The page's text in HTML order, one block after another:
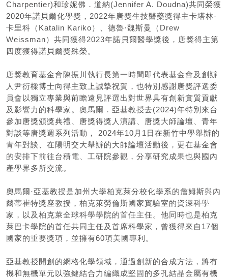
Charpentier)和珍妮佛．道納(Jennifer A. Doudna)共同榮獲
2020年諾貝爾化學獎，2022年唐獎生技醫藥獎得主卡塔林·
卡里科（Katalin Kariko）、德魯·魏斯曼（Drew
Weissman）共同獲得2023年諾貝爾醫學獎後，唐獎得主第
四度獲得諾貝爾獎殊榮。
唐獎教育基金會陳振川執行長第一時間即代表基金會及創辦
人尹衍樑博士向得主致上誠摯祝賀，也特別感謝唐獎評選委
員會以獨立專業與前瞻遠見評選出對世界具有創新實質貢獻
及影響力的科學家。奧馬爾．亞基教授去(2024)年特別來台
參加唐獎頒獎典禮、唐獎得獎人演講、唐獎大師論壇、青年
對談等唐獎週系列活動， 2024年10月1日在新竹中學舉辦的
青年對談、在陽明交大舉辦的大師論壇活動後，更在基金會
的安排下前往台積電、工研院參觀，分享研究成果也與國內
產學界多所交流。
奧馬爾·亞基教授是加州大學柏克萊分校化學系的詹姆斯與內
爾蒂崔特獎座教授，柏克萊勞倫斯國家實驗室的資深科學
家，以及柏克萊全球科學學院的首任主任。他同時也是柏克
萊巴卡學院的首任共同主任及首席科學家，曾獲得來自17個
國家的重要獎項，並擁有60項美國專利。
亞基教授開創的網格化學領域，通過創新的合成方法，將有
機和無機單元以強鍵結合力編織成堅固的多孔結晶金屬有機